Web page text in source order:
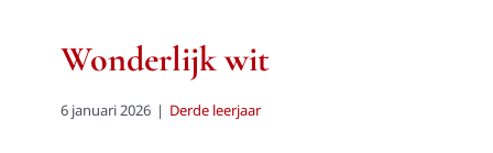
Wonderlijk wit
6 januari 2026 | Derde leerjaar